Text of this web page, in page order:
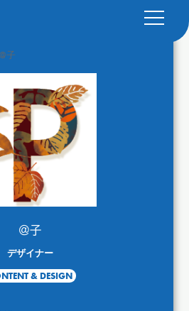
@子
@子
デザイナー
& DESIGN